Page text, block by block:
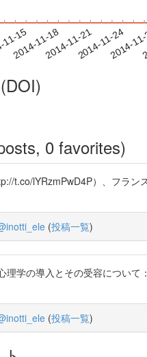
15
2014-11-182014-11-212014-11-24
2014-
0 favorites)
t.co/lYRzmPwD4P）、フラ
(投稿一覧)
理学の導入とその受容につい
(投稿一覧)